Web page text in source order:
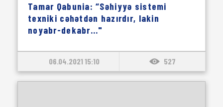
Tamar Qabunia: “Səhiyyə sistemi
texniki cəhətdən hazırdır, lakin
noyabr-dekabr..."
06.04.2021 15:10 527